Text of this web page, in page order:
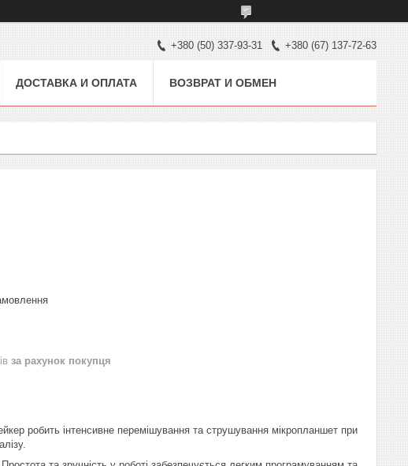
+380 (50) 337-93-31 +380 (67) 137-72-63
ДОСТАВКА И ОПЛАТА ВОЗВРАТ И ОБМЕН
за рахунок покупця
робить інтенсивне перемішування та струшування мікропланшет при